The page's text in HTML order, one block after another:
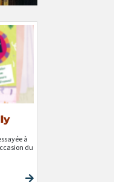
à
du